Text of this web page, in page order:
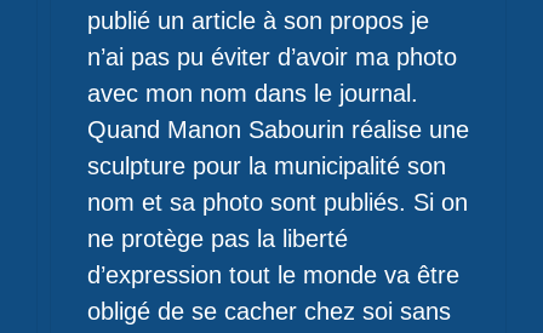
publié un article à son propos je
n’ai pas pu éviter d’avoir ma photo
avec mon nom dans le journal.
Quand Manon Sabourin réalise une
sculpture pour la municipalité son
nom et sa photo sont publiés. Si on
ne protège pas la liberté
d’expression tout le monde va être
obligé de se cacher chez soi sans